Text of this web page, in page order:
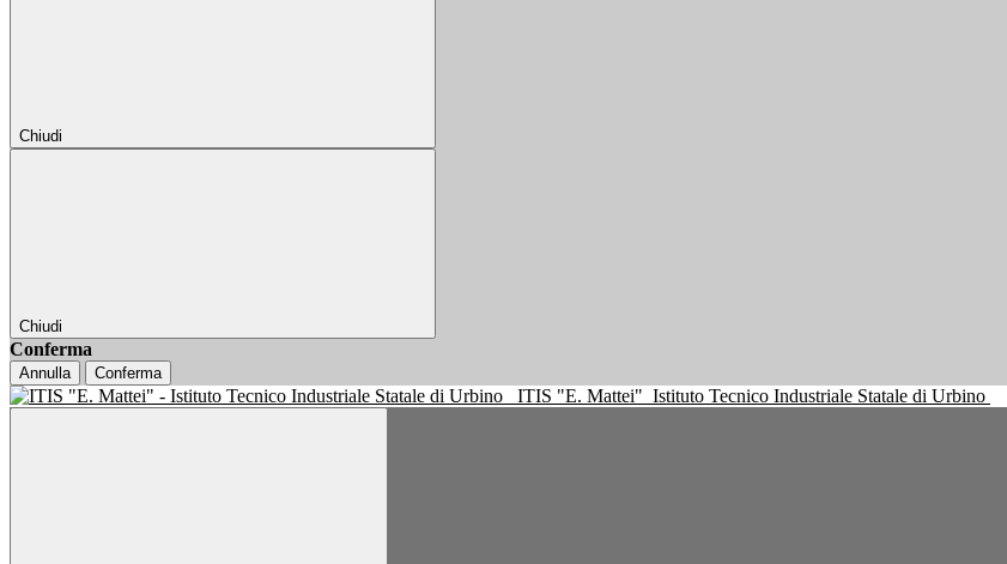
Chiudi
Chiudi
Conferma
Annulla Conferma
ITIS "E. Mattei" Istituto Tecnico Industriale Statale di Urbino